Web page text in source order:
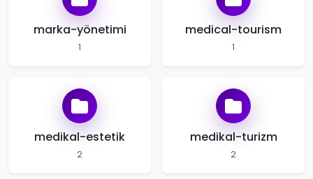
marka-yönetimi
1
medical-tourism
1
medikal-estetik
2
medikal-turizm
2